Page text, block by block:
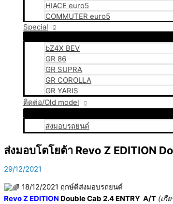
HIACE euro5
COMMUTER euro5
Special
bZ4X BEV
GR 86
GR SUPRA
GR COROLLA
GR YARIS
ติดต่อ/Old model
ส่งมอบรถยนต์
ส่งมอบโตโยต้า Revo Z EDITION
29/12/2021
18/12/2021 ฤกษ์ดีส่งมอบรถยนต์
Revo Z EDITION Double Cab 2.4 ENTRY A/T (เกี